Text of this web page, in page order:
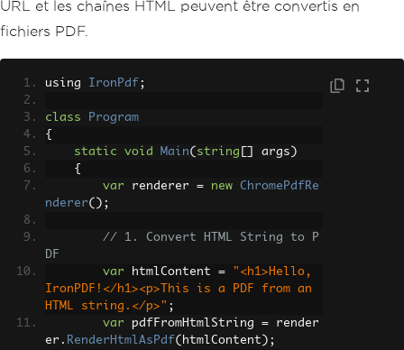
URL et les chaînes HTML peuvent être convertis en
fichiers PDF.
using IronPdf ;
class
Program
{
static
void Main( string args )
{
var renderer = new
ChromePdfRe
nderer();
// 1. Convert HTML String to P
DF
var htmlContent =
"<h1>Hello,
IronPDF!</h1><p>This is a PDF from an
HTML string.</p>" ;
var pdfFromHtmlString = render
er . RenderHtmlAsPdf( htmlContent );